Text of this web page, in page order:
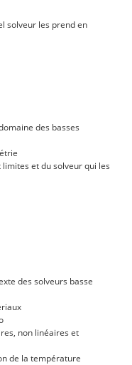
solveur les prend en
des basses
et du solveur qui les
des solveurs basse
non linéaires et
de la température